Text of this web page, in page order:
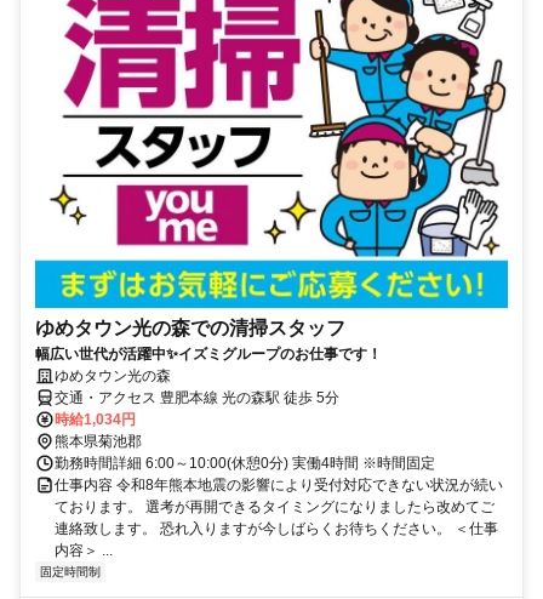
ゆめタウン光の森での清掃スタッフ
幅広い世代が活躍中✨イズミグループのお仕事です！
ゆめタウン光の森
交通・アクセス 豊肥本線 光の森駅 徒歩 5分
時給1,034円
熊本県菊池郡
勤務時間詳細 6:00～10:00(休憩0分) 実働4時間 ※時間固定
仕事内容 令和8年熊本地震の影響により受付対応できない状況が続い
ております。 選考が再開できるタイミングになりましたら改めてご
連絡致します。 恐れ入りますが今しばらくお待ちください。 ＜仕事
内容＞ ...
固定時間制